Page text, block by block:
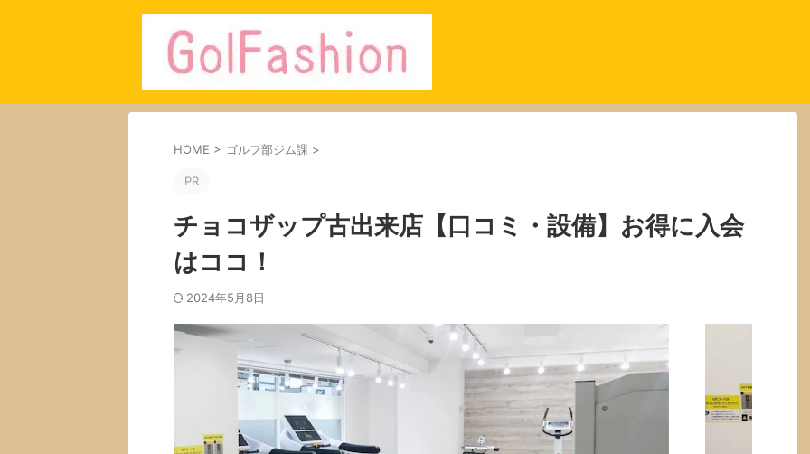
HOME > ゴルフ部ジム課 >
PR
チョコザップ古出来店【口コミ・設備】お得に入会
はココ！
2024年5月8日